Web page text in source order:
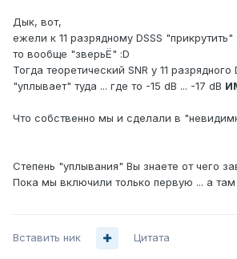
Дык, вот,
ежели к 11 разрядному DSSS
то вообще "зверьЁ" :D
Тогда теоретический SNR у 11 разрядного
"уплывает" туда ... где то -15 dB ... -17 dB
Что собственно мы и сделали в
Степень "уплывания" Вы знаете от чего
Пока мы включили только первую ... а там
Вставить ник Цитата